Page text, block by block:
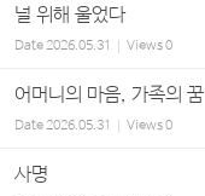
널 위해 울었다
Date2026.05.31 Views0
어머니의 마음, 가족의 꿈
Date2026.05.31 Views0
사명